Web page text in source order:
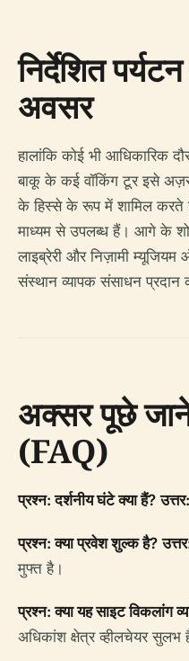
निर्देशित
अवसर
हालांकि कोई भी आधिकारिक
बाकू के कई वॉकिंग टूर इसे
के हिस्से के रूप में शामिल करते
माध्यम से उपलब्ध हैं। आगे के
लाइब्रेरी और निज़ामी
संस्थान व्यापक संसाधन प्रदान
अक्सर पूछे
(FAQ)
प्रश्न: दर्शनीय घंटे क्या हैं? उत्तर:
प्रश्न: क्या प्रवेश शुल्क है?
मुफ्त है।
प्रश्न: क्या यह साइट विकलांग
अधिकांश क्षेत्र व्हीलचेयर सुलभ